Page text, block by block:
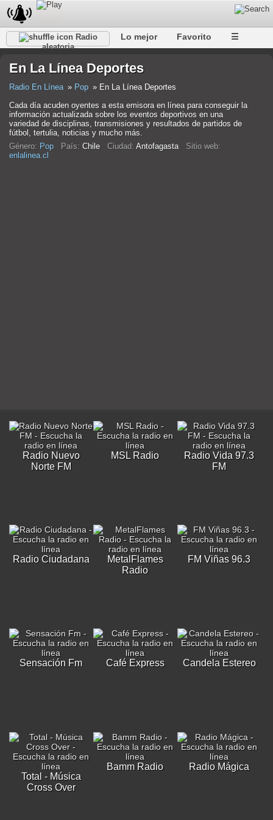
Radio
aleatoria
Lo mejor Favorito ☰
En La Línea Deportes
Radio En Línea Pop
En La Línea Deportes
Cada día acuden oyentes a esta emisora en línea para conseguir la
información actualizada sobre los eventos deportivos en una
variedad de disciplinas, transmisiones y resultados de partidos de
fútbol, tertulia, noticias y mucho más.
Género: Pop País: Chile Ciudad: Antofagasta Sitio web:
enlalinea.cl
Radio Nuevo
Norte FM
MSL Radio
Radio Vida 97.3
FM
Radio Ciudadana
MetalFlames
Radio
FM Viñas 96.3
Sensación Fm Café Express Candela Estereo
Total - Música
Cross Over
Bamm Radio Radio Mágica